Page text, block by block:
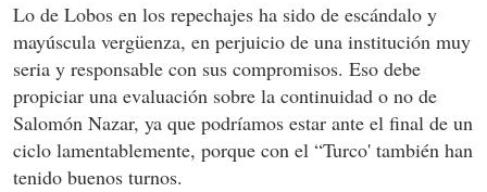
Lo de Lobos en los repechajes ha sido de escándalo y
mayúscula vergüenza, en perjuicio de una institución muy
seria y responsable con sus compromisos. Eso debe
propiciar una evaluación sobre la continuidad o no de
Salomón Nazar, ya que podríamos estar ante el final de un
ciclo lamentablemente, porque con el “Turco' también han
tenido buenos turnos.